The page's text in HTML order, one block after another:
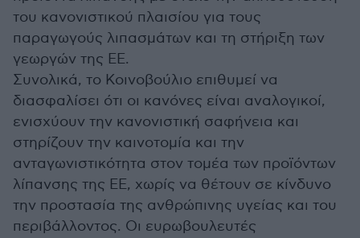
του κανονιστικού πλαισίου για τους
παραγωγούς λιπασμάτων και τη στήριξη των
γεωργών της ΕΕ.
Συνολικά, το Κοινοβούλιο επιθυμεί να
διασφαλίσει ότι οι κανόνες είναι αναλογικοί,
ενισχύουν την κανονιστική σαφήνεια και
στηρίζουν την καινοτομία και την
ανταγωνιστικότητα στον τομέα των προϊόντων
λίπανσης της ΕΕ, χωρίς να θέτουν σε κίνδυνο
την προστασία της ανθρώπινης υγείας και του
περιβάλλοντος. Οι ευρωβουλευτές